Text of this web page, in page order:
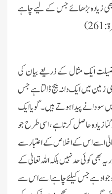
زیادہ بڑھائے جس کے لیے چاہے
ایک مثال کے ذریعے بیان کی
زمین میں ایک دانہ بیج ڈالتا ہے جس
سو دانے پیدا ہوتے ہیں۔ گویا ایک
زیادہ حاصل کرتا ہے ، اسی طرح جو
اسے اس کے اخلاص کے اعتبار سے
بھی کوئی حد نہیں بلکہ اللہ تعالیٰ کے
جواد ہے جس کیلئے چاہے اسے اس سے